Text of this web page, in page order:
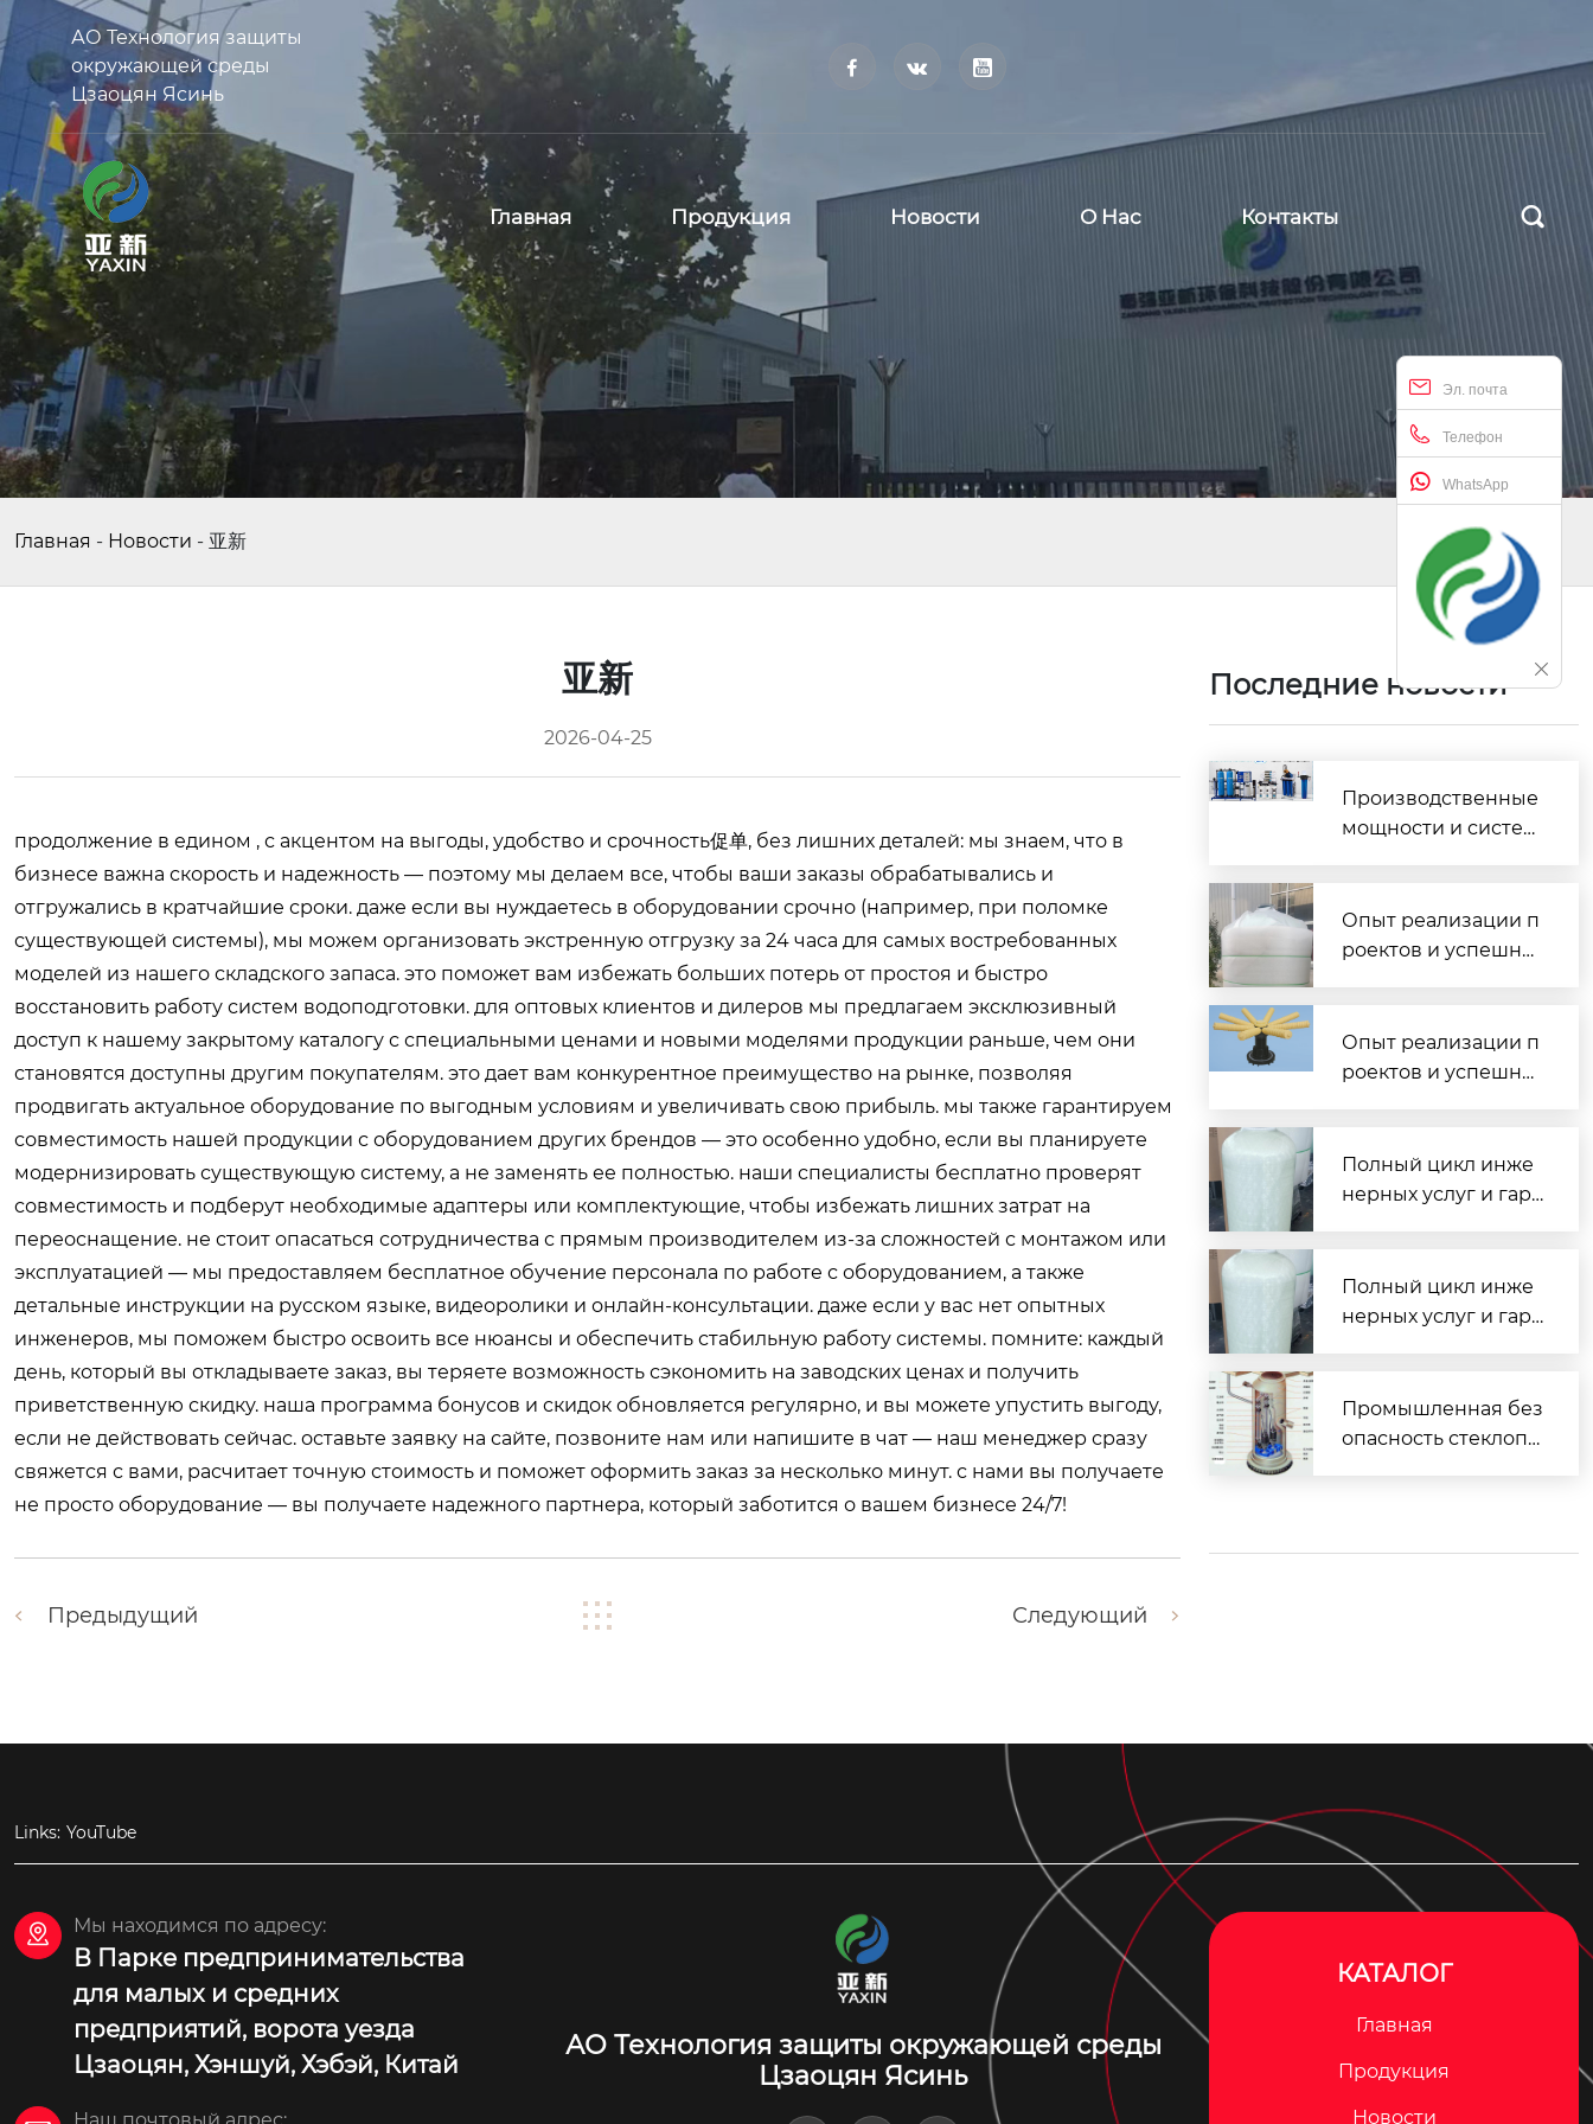
АО Технология защиты
окружающей среды
Цзаоцян Ясинь
  
Главная Продукция Новости О Hас Контакты 
Эл. почта
Телефон
WhatsApp
Главная - Новости - 亚新
亚新
2026-04-25
продолжение в едином , с акцентом на выгоды, удобство и срочность促单, без лишних деталей: мы знаем, что в
бизнесе важна скорость и надежность — поэтому мы делаем все, чтобы ваши заказы обрабатывались и
отгружались в кратчайшие сроки. даже если вы нуждаетесь в оборудовании срочно (например, при поломке
существующей системы), мы можем организовать экстренную отгрузку за 24 часа для самых востребованных
моделей из нашего складского запаса. это поможет вам избежать больших потерь от простоя и быстро
восстановить работу систем водоподготовки. для оптовых клиентов и дилеров мы предлагаем эксклюзивный
доступ к нашему закрытому каталогу с специальными ценами и новыми моделями продукции раньше, чем они
становятся доступны другим покупателям. это дает вам конкурентное преимущество на рынке, позволяя
продвигать актуальное оборудование по выгодным условиям и увеличивать свою прибыль. мы также гарантируем
совместимость нашей продукции с оборудованием других брендов — это особенно удобно, если вы планируете
модернизировать существующую систему, а не заменять ее полностью. наши специалисты бесплатно проверят
совместимость и подберут необходимые адаптеры или комплектующие, чтобы избежать лишних затрат на
переоснащение. не стоит опасаться сотрудничества с прямым производителем из-за сложностей с монтажом или
эксплуатацией — мы предоставляем бесплатное обучение персонала по работе с оборудованием, а также
детальные инструкции на русском языке, видеоролики и онлайн-консультации. даже если у вас нет опытных
инженеров, мы поможем быстро освоить все нюансы и обеспечить стабильную работу системы. помните: каждый
день, который вы откладываете заказ, вы теряете возможность сэкономить на заводских ценах и получить
приветственную скидку. наша программа бонусов и скидок обновляется регулярно, и вы можете упустить выгоду,
если не действовать сейчас. оставьте заявку на сайте, позвоните нам или напишите в чат — наш менеджер сразу
свяжется с вами, расчитает точную стоимость и поможет оформить заказ за несколько минут. с нами вы получаете
не просто оборудование — вы получаете надежного партнера, который заботится о вашем бизнесе 24/7!
Предыдущий Следующий
Последние новости
Производственные
мощности и систем
очистного оборудо
вания
Опыт реализации п
роектов и успешны
в по всей России
Опыт реализации п
роектов и успешны
в по всей России
Полный цикл инже
нерных услуг и гара
Полный цикл инже
нерных услуг и гара
Промышленная без
опасность стеклопл
ость и электроизол
Links: YouTube
 Мы находимся по адресу:
В Парке предпринимательства
для малых и средних
предприятий, ворота уезда
Цзаоцян, Хэншуй, Хэбэй, Китай
АО Технология защиты окружающей среды
Цзаоцян Ясинь
КАТАЛОГ
Главная
Продукция
Новости